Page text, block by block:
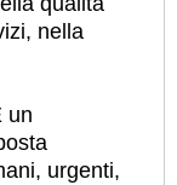
nella
un
urgenti,